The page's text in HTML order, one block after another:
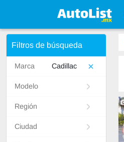
Filtros de búsqueda
Marca Cadillac
Modelo
Región
Ciudad